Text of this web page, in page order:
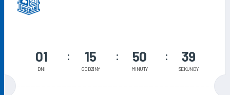
01
DNI
15
GODZINY
50
MINUTY
38
SEKUNDY